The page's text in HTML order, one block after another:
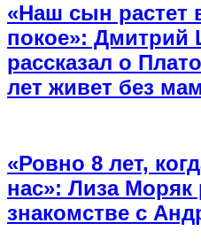
«Наш сын растет
покое»: Дмитрий
рассказал о
лет живет без
«Ровно 8 лет,
нас»: Лиза Моряк
знакомстве с